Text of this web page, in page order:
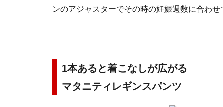
ンのアジャスターでその時の妊娠週数に合わせ
1本あると着こなしが広がる
マタニティレギンスパンツ